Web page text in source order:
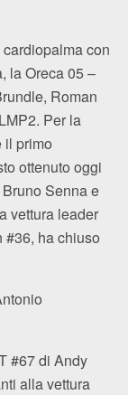
con
la Oreca 05 –
Roman
Per la
il primo
ottenuto oggi
Senna e
vettura leader
ha chiuso
#67 di Andy
alla vettura